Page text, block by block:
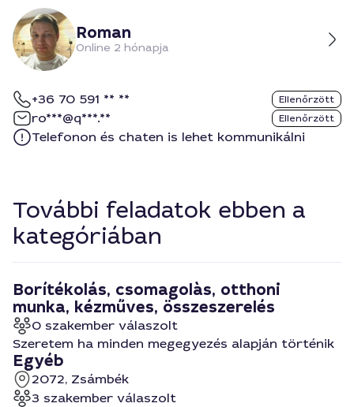
Roman
Online 2 hónapja
+36 70 591 ** ** Ellenőrzött
ro***@q***.** Ellenőrzött
Telefonon és chaten is lehet kommunikálni
További feladatok ebben a
kategóriában
Borítékolás, csomagolàs, otthoni
munka, kézműves, összeszerelés
0 szakember válaszolt
Szeretem ha minden megegyezés alapján történik
Egyéb
2072, Zsámbék
3 szakember válaszolt